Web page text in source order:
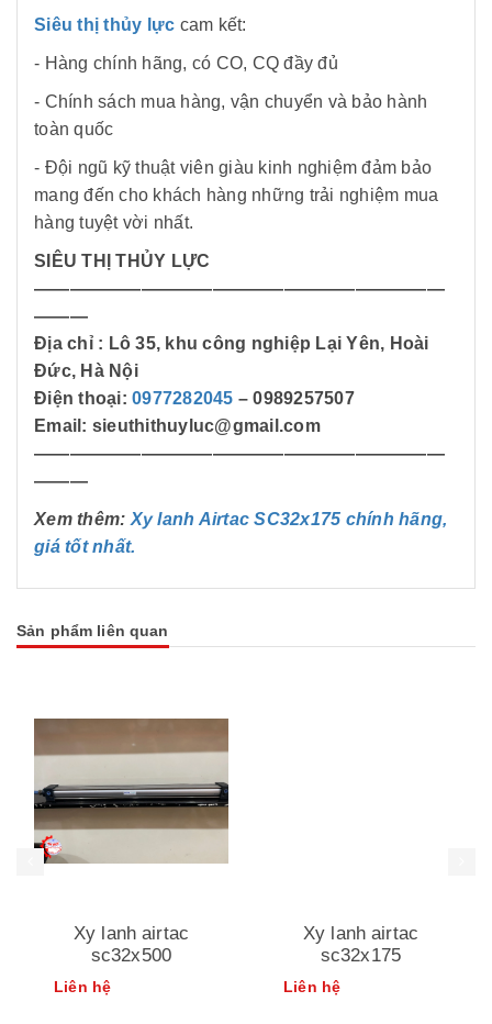
Siêu thị thủy lực cam kết:
- Hàng chính hãng, có CO, CQ đầy đủ
- Chính sách mua hàng, vận chuyển và bảo hành
toàn quốc
- Đội ngũ kỹ thuật viên giàu kinh nghiệm đảm bảo
mang đến cho khách hàng những trải nghiệm mua
hàng tuyệt vời nhất.
SIÊU THỊ THỦY LỰC
———————————————————————
———
Địa chỉ : Lô 35, khu công nghiệp Lại Yên, Hoài
Đức, Hà Nội
Điện thoại: 0977282045 – 0989257507
Email: sieuthithuyluc@gmail.com
———————————————————————
———
Xem thêm: Xy lanh Airtac SC32x175 chính hãng,
giá tốt nhất.
Sản phẩm liên quan
Xy lanh airtac
sc32x500
Liên hệ
Xy lanh airtac
sc32x175
Liên hệ